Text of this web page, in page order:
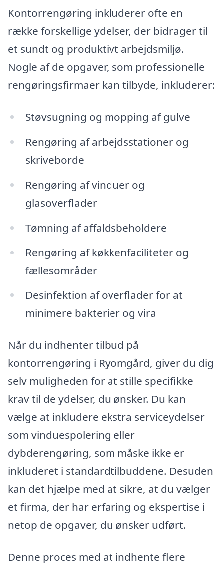
Kontorrengøring inkluderer ofte en
række forskellige ydelser, der bidrager til
et sundt og produktivt arbejdsmiljø.
Nogle af de opgaver, som professionelle
rengøringsfirmaer kan tilbyde, inkluderer:
Støvsugning og mopping af gulve
Rengøring af arbejdsstationer og
skriveborde
Rengøring af vinduer og
glasoverflader
Tømning af affaldsbeholdere
Rengøring af køkkenfaciliteter og
fællesområder
Desinfektion af overflader for at
minimere bakterier og vira
Når du indhenter tilbud på
kontorrengøring i Ryomgård, giver du dig
selv muligheden for at stille specifikke
krav til de ydelser, du ønsker. Du kan
vælge at inkludere ekstra serviceydelser
som vinduespolering eller
dybderengøring, som måske ikke er
inkluderet i standardtilbuddene. Desuden
kan det hjælpe med at sikre, at du vælger
et firma, der har erfaring og ekspertise i
netop de opgaver, du ønsker udført.
Denne proces med at indhente flere